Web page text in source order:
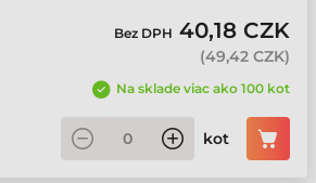
Bez DPH 40,18 CZK
(49,42 CZK)
Na sklade viac ako 100 kot
kot